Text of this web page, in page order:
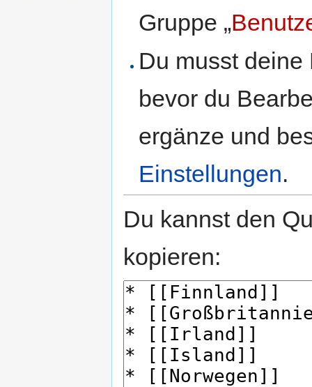
Gruppe „
Du musst
bevor du
ergänze und
Einstellungen.
Du kannst den
kopieren: